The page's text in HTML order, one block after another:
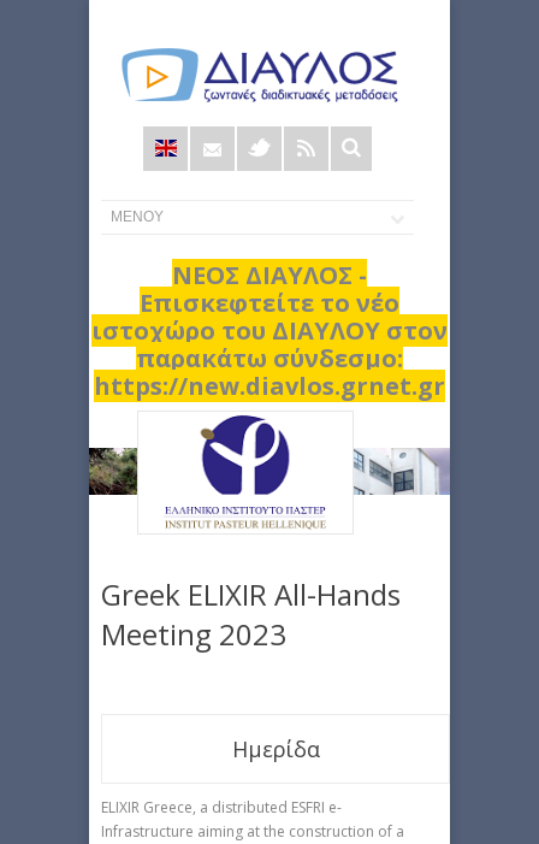
Φόρμα
αναζήτησης
ΝΕΟΣ ΔΙΑΥΛΟΣ -
Επισκεφτείτε το νέο
ιστοχώρο του ΔΙΑΥΛΟΥ στον
παρακάτω σύνδεσμο:
https://new.diavlos.grnet.gr
Greek ELIXIR All-Hands
Meeting 2023
Ημερίδα
ELIXIR Greece, a distributed ESFRI e-
Infrastructure aiming at the construction of a